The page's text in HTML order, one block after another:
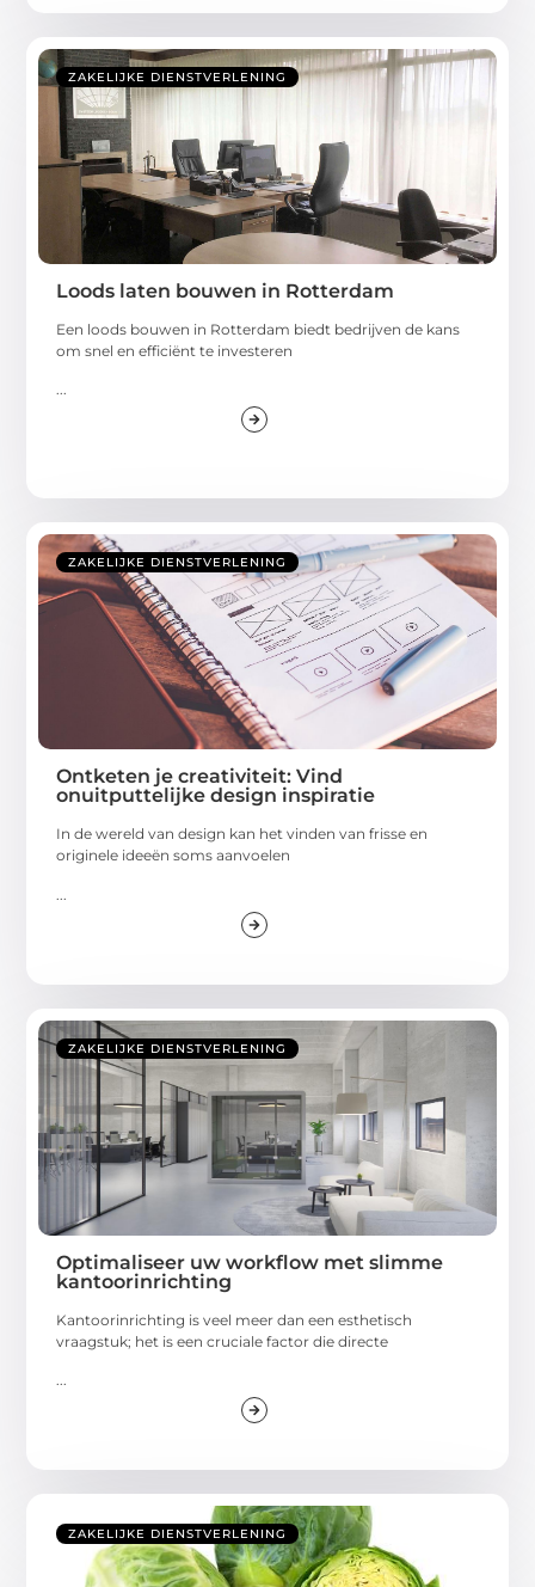
ZAKELIJKE DIENSTVERLENING
Loods laten bouwen in Rotterdam
Een loods bouwen in Rotterdam biedt bedrijven de kans
om snel en efficiënt te investeren
...
ZAKELIJKE DIENSTVERLENING
Ontketen je creativiteit: Vind
onuitputtelijke design inspiratie
In de wereld van design kan het vinden van frisse en
originele ideeën soms aanvoelen
ZAKELIJKE DIENSTVERLENING
Optimaliseer uw workflow met slimme
kantoorinrichting
Kantoorinrichting is veel meer dan een esthetisch
vraagstuk; het is een cruciale factor die directe
...
ZAKELIJKE DIENSTVERLENING